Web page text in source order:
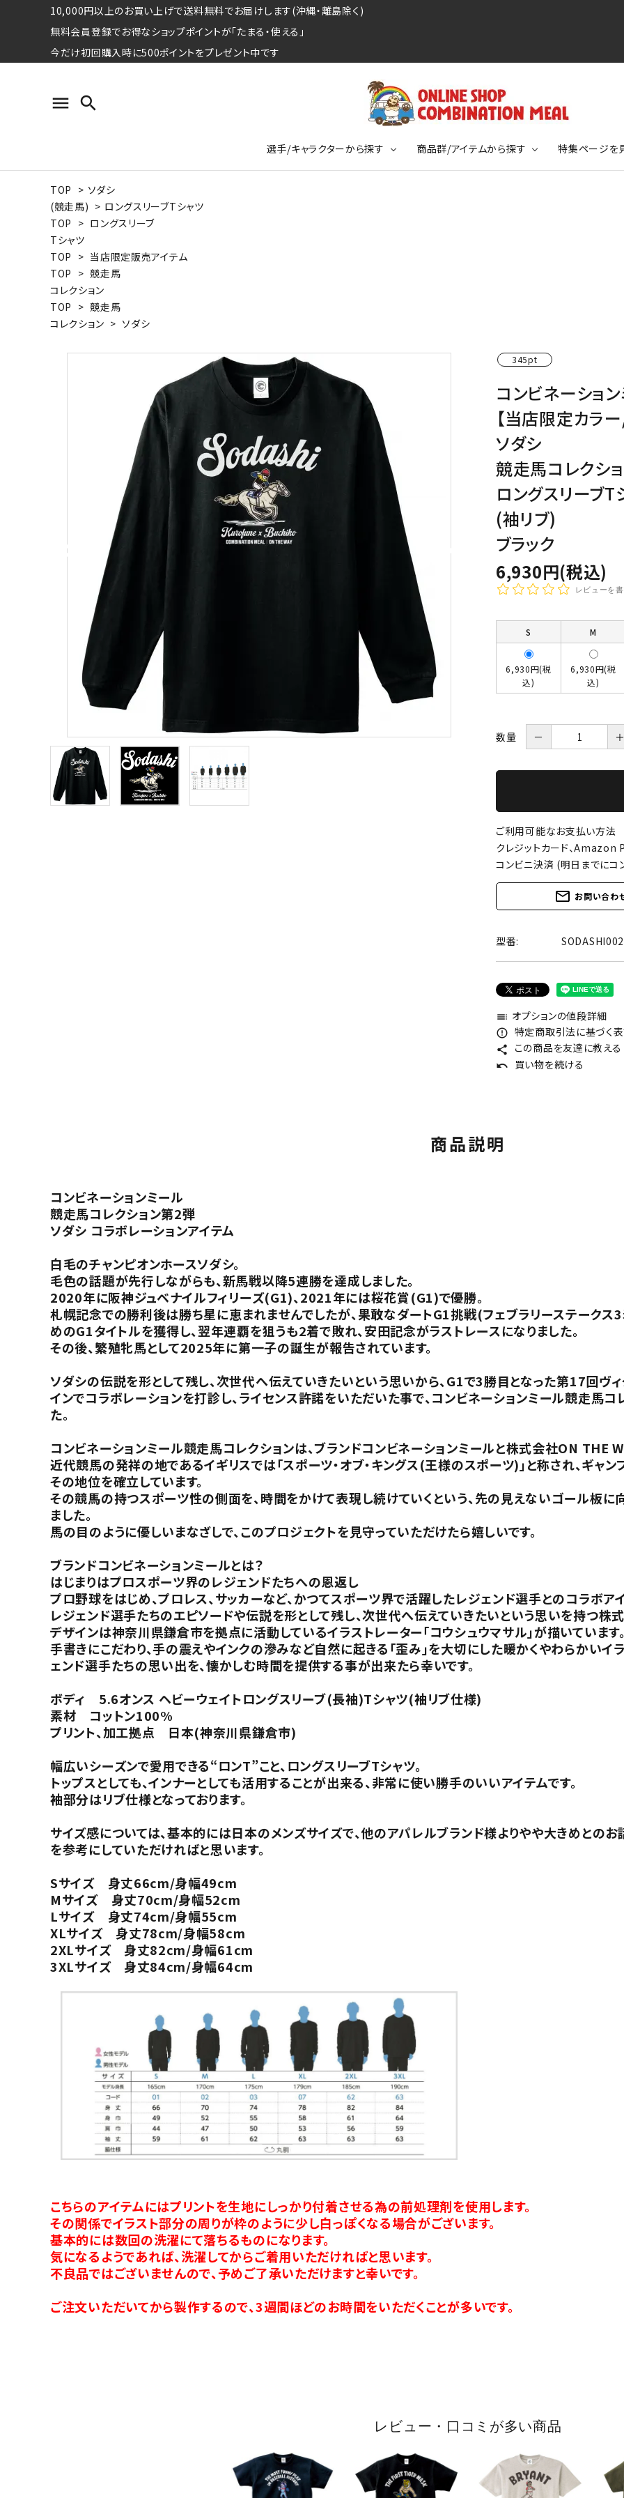
10,000円以上のお買い上げで送料無料でお届けします(沖縄・離島除く)
無料会員登録でお得なショップポイントが「たまる・使える」
今だけ初回購入時に500ポイントをプレゼント中です
menu search
選手/キャラクターから探す
プロ野球選手コレクション
日本プロサッカー選手会シリーズ
水泳競技選手コレクション
商品群/アイテムから探す
Tシャツ
パーカー
期間限定販売アイテム
特集ページを
特集ページ
ウォーレン･クロマティ
特集ページ
競走馬コレクション
TOP > ソダシ
(競走馬) > ロングスリーブTシャツ
TOP > ロングスリーブ
Tシャツ
TOP > 当店限定販売アイテム
TOP > 競走馬
コレクション
TOP > 競走馬
コレクション > ソダシ
345pt
コンビネーショ
【当店限定カラー
ソダシ
競走馬コレクシ
ロングスリーブT
(袖リブ)
ブラック
6,930円(税込)
レビューを書
S M
6,930円(税
込)
6,930円(税
込)
数量 － ＋
ご利用可能なお支払い方法
クレジットカード、Amazon
コンビニ決済 (明日までにコ
mail_outline お問い合わ
型番:
toc オプションの値段詳細
error_outline 特定商取引法に基づく
share この商品を友達に教える
undo 買い物を続ける
商品説明
コンビネーションミール
競走馬コレクション第2弾
ソダシ コラボレーションアイテム
白毛のチャンピオンホースソダシ。
毛色の話題が先行しながらも、新馬戦以降5連勝を達成しました。
2020年に阪神ジュベナイルフィリーズ(G1)、2021年には桜花賞(G1)で優勝。
札幌記念での勝利後は勝ち星に恵まれませんでしたが、果敢なダートG1挑戦(フェブラリーステーク
めのG1タイトルを獲得し、翌年連覇を狙うも2着で敗れ、安田記念がラストレースになりました。
その後、繁殖牝馬として2025年に第一子の誕生が報告されています。
ソダシの伝説を形として残し、次世代へ伝えていきたいという思いから、G1で3勝目となった第17回ヴ
インでコラボレーションを打診し、ライセンス許諾をいただいた事で、コンビネーションミール競走馬
た。
コンビネーションミール競走馬コレクションは、ブランドコンビネーションミールと株式会社ON THE
近代競馬の発祥の地であるイギリスでは「スポーツ・オブ・キングス(王様のスポーツ)」と称され、ギャ
その地位を確立しています。
その競馬の持つスポーツ性の側面を、時間をかけて表現し続けていくという、先の見えないゴール板
ました。
馬の目のように優しいまなざしで、このプロジェクトを見守っていただけたら嬉しいです。
ブランドコンビネーションミールとは？
はじまりはプロスポーツ界のレジェンドたちへの恩返し
プロ野球をはじめ、プロレス、サッカーなど、かつてスポーツ界で活躍したレジェンド選手とのコラボア
レジェンド選手たちのエピソードや伝説を形として残し、次世代へ伝えていきたいという思いを持つ株
デザインは神奈川県鎌倉市を拠点に活動しているイラストレーター「コウシュウマサル」が描いています。
手書きにこだわり、手の震えやインクの滲みなど自然に起きる「歪み」を大切にした暖かくやわらかい
ェンド選手たちの思い出を、懐かしむ時間を提供する事が出来たら幸いです。
ボディ 5.6オンス ヘビーウェイトロングスリーブ(長袖)Tシャツ(袖リブ仕様)
素材 コットン100%
プリント、加工拠点 日本(神奈川県鎌倉市)
幅広いシーズンで愛用できる“ロンT”こと、ロングスリーブTシャツ。
トップスとしても、インナーとしても活用することが出来る、非常に使い勝手のいいアイテムです。
袖部分はリブ仕様となっております。
サイズ感については、基本的には日本のメンズサイズで、他のアパレルブランド様よりやや大きめとの
を参考にしていただければと思います。
Sサイズ 身丈66cm/身幅49cm
Mサイズ 身丈70cm/身幅52cm
Lサイズ 身丈74cm/身幅55cm
XLサイズ 身丈78cm/身幅58cm
2XLサイズ 身丈82cm/身幅61cm
3XLサイズ 身丈84cm/身幅64cm
こちらのアイテムにはプリントを生地にしっかり付着させる為の前処理剤を使用します。
その関係でイラスト部分の周りが枠のように少し白っぽくなる場合がございます。
基本的には数回の洗濯にて落ちるものになります。
気になるようであれば、洗濯してからご着用いただければと思います。
不良品ではございませんので、予めご了承いただけますと幸いです。
ご注文いただいてから製作するので、3週間ほどのお時間をいただくことが多いです。
レビュー・口コミが多い商品